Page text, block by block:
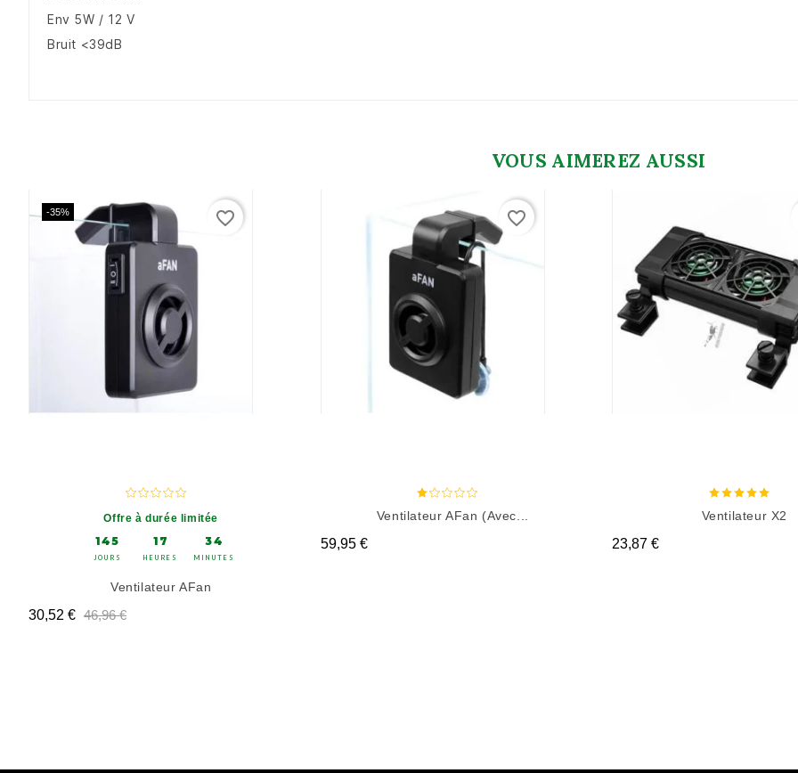
Env 5W / 12 V
Bruit <39dB
VOUS AIMEREZ AUSSI
favorite_border
Offre à durée limitée
145
JOURS
17
HEURES
34
MINUTES
Ventilateur AFan
Prix
30,52 €
-35%
Prix de base
46,96 €Prix de base
favorite_border
Ventilateur AFan (avec...
Prix
59,95 €
Ventilateur X2
Prix
23,87 €